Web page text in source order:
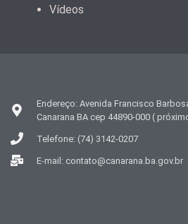
Vídeos
Endereço: Avenida Francisco
Canarana BA cep 44890-000 (
Telefone: (74) 3142-0207
E-mail: contato@canarana.ba.gov.br